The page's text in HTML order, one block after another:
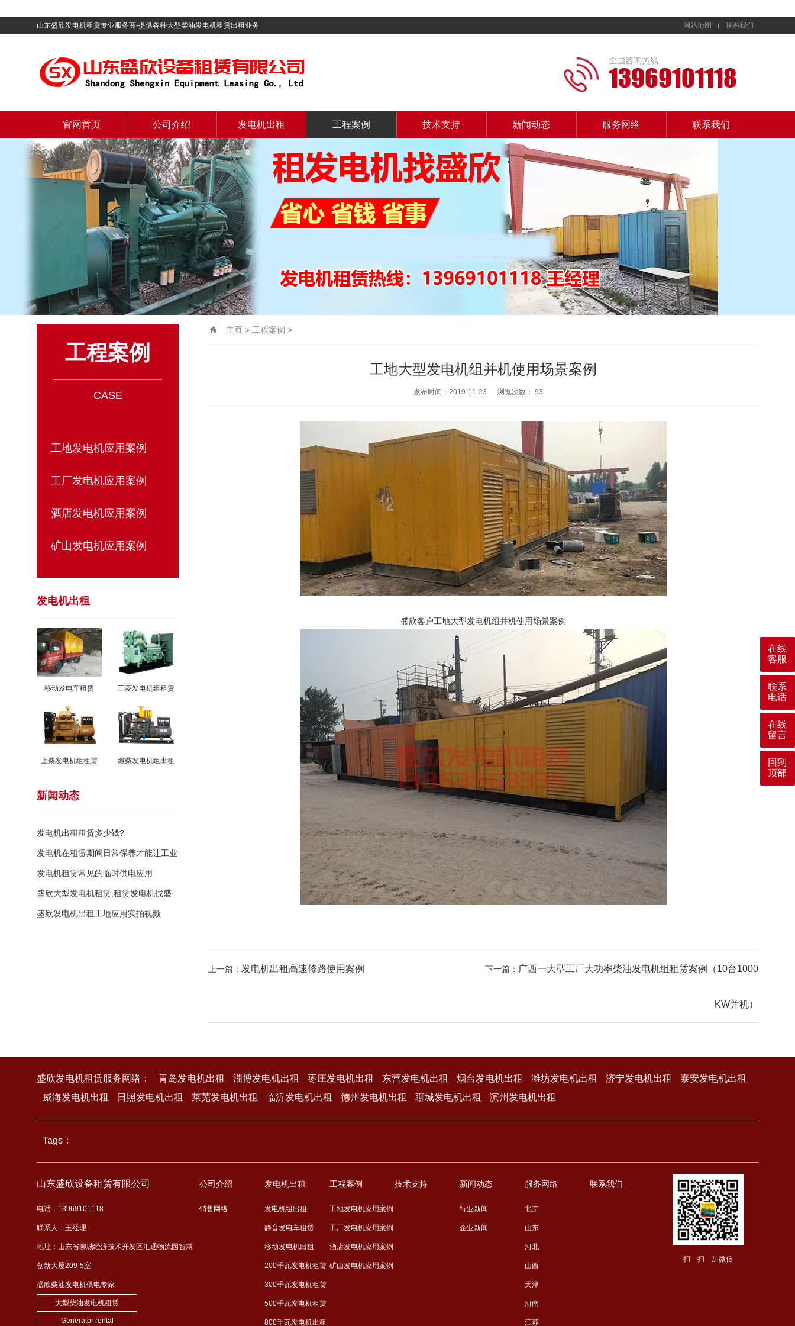
山东盛欣发电机租赁专业服务商-提供各种大型柴油发电机租赁出租业务 网站地图 联系我们
全国咨询热线
13969101118
官网首页 公司介绍 发电机出租 工程案例 技术支持 新闻动态 服务网络 联系我们
工程案例
CASE
工地发电机应用案例
工厂发电机应用案例
酒店发电机应用案例
矿山发电机应用案例
发电机出租
移动发电车租赁 三菱发电机组租赁
上柴发电机组租赁 潍柴发电机组出租
新闻动态
发电机出租租赁多少钱?
发电机在租赁期间日常保养才能让工业
柴
发电机租赁常见的临时供电应用
盛欣大型发电机租赁,租赁发电机找盛
欣
盛欣发电机出租工地应用实拍视频
主页 > 工程案例 >
工地大型发电机组并机使用场景案例
发布时间：2019-11-23 浏览次数： 93
盛欣客户工地大型发电机组并机使用场景案例
上一篇： 发电机出租高速修路使用案例 下一篇： 广西一大型工厂大功率柴油发电机组租赁案例（10台1000
KW并机）
盛欣发电机租赁服务网络： 青岛发电机出租 淄博发电机出租 枣庄发电机出租 东营发电机出租 烟台发电机出租 潍坊发电机出租 济宁发电机出租
泰安发电机出租
威海发电机出租
日照发电机出租 莱芜发电机出租 临沂发电机出租 德州发电机出租 聊城发电机出租 滨州发电机出租
Tags ：
山东盛欣设备租赁有限公司
电话：13969101118
联系人：王经理
地址：山东省聊城经济技术开发区汇通物流园智慧
创新大厦209-5室
盛欣柴油发电机供电专家
大型柴油发电机租赁
Generator rental
公司介绍
销售网络
发电机出租
发电机组出租
静音发电车租赁
移动发电机出租
200千瓦发电机租赁
300千瓦发电机租赁
500千瓦发电机租赁
800千瓦发电机出租
工程案例
工地发电机应用案例
工厂发电机应用案例
酒店发电机应用案例
矿山发电机应用案例
技术支持 新闻动态
行业新闻
企业新闻
服务网络
北京
山东
河北
山西
天津
河南
江苏
联系我们
扫一扫 加微信
在线
客服
联系
电话
在线
留言
回到
顶部